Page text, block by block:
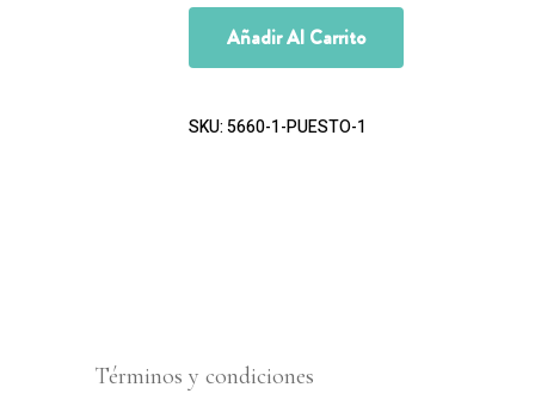
Añadir Al Carrito
SKU:5660-1-PUESTO-1
Términos y condiciones